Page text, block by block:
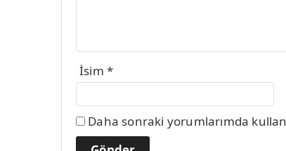
İsim *
Daha sonraki yorumlarımda